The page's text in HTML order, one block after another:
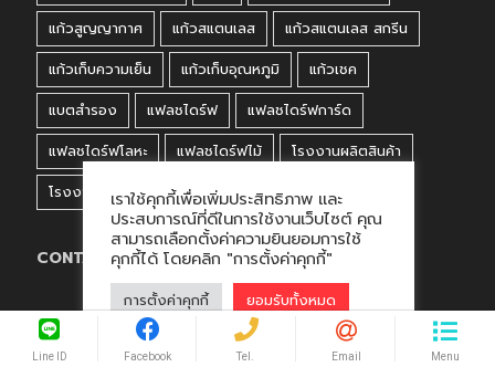
แก้วสูญญากาศ
แก้วสแตนเลส
แก้วสแตนเลส สกรีน
แก้วเก็บความเย็น
แก้วเก็บอุณหภูมิ
แก้วเชค
แบตสำรอง
แฟลชไดร์ฟ
แฟลชไดร์ฟการ์ด
แฟลชไดร์ฟโลหะ
แฟลชไดร์ฟไม้
โรงงานผลิตสินค้า
โรงงานผลิตสินค้าพรีเมี่ยม
โรงงานพรีเมี่ยม
CONTACT US
Premium Perfect Co., Ltd.
เราใช้คุกกี้เพื่อเพิ่มประสิทธิภาพ และ
ประสบการณ์ที่ดีในการใช้งานเว็บไซต์ คุณ
สามารถเลือกตั้งค่าความยินยอมการใช้
คุกกี้ได้ โดยคลิก "การตั้งค่าคุกกี้"
การตั้งค่าคุกกี้ ยอมรับทั้งหมด